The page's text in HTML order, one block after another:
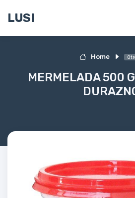
LUSI
Home
MERMELADA 500